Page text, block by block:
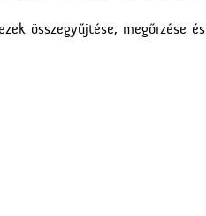
összegyűjtése, megőrzése és